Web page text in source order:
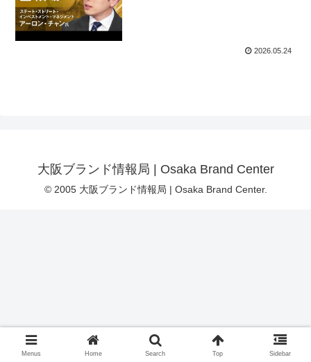
2026.05.24
大阪ブランド情報局 | Osaka Brand Center
© 2005 大阪ブランド情報局 | Osaka Brand Center.
Menus Home Search Top Sidebar